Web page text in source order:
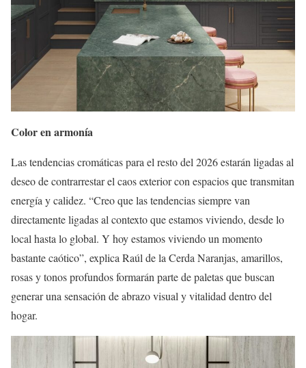
Color en armonía
Las tendencias cromáticas para el resto del 2026 estarán ligadas al
deseo de contrarrestar el caos exterior con espacios que transmitan
energía y calidez. “Creo que las tendencias siempre van
directamente ligadas al contexto que estamos viviendo, desde lo
local hasta lo global. Y hoy estamos viviendo un momento
bastante caótico”, explica Raúl de la Cerda Naranjas, amarillos,
rosas y tonos profundos formarán parte de paletas que buscan
generar una sensación de abrazo visual y vitalidad dentro del
hogar.